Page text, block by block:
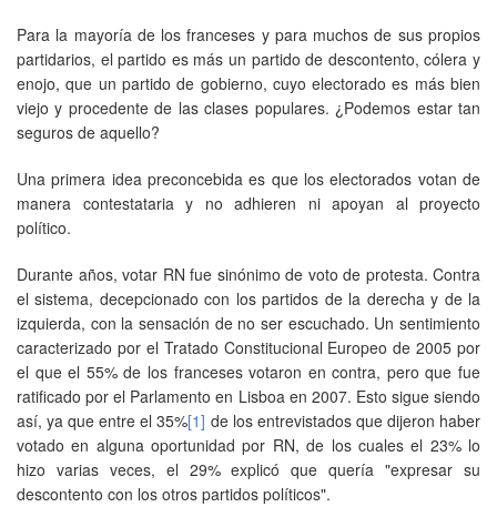
Para la mayoría de los franceses y para muchos de sus propios
partidarios, el partido es más un partido de descontento, cólera y
enojo, que un partido de gobierno, cuyo electorado es más bien
viejo y procedente de las clases populares. ¿Podemos estar tan
seguros de aquello?
Una primera idea preconcebida es que los electorados votan de
manera contestataria y no adhieren ni apoyan al proyecto
político.
Durante años, votar RN fue sinónimo de voto de protesta. Contra
el sistema, decepcionado con los partidos de la derecha y de la
izquierda, con la sensación de no ser escuchado. Un sentimiento
caracterizado por el Tratado Constitucional Europeo de 2005 por
el que el 55% de los franceses votaron en contra, pero que fue
ratificado por el Parlamento en Lisboa en 2007. Esto sigue siendo
así, ya que entre el 35%[1] de los entrevistados que dijeron haber
votado en alguna oportunidad por RN, de los cuales el 23% lo
hizo varias veces, el 29% explicó que quería "expresar su
descontento con los otros partidos políticos".